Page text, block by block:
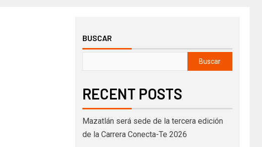
BUSCAR
Buscar
RECENT POSTS
Mazatlán será sede de la tercera edición
de la Carrera Conecta-Te 2026